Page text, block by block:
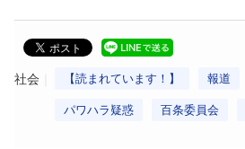
社会 【読まれています！】 報道
パワハラ疑惑 百条委員会